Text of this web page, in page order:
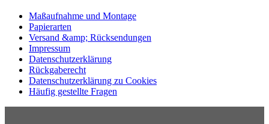
Maßaufnahme und Montage
Papierarten
Versand &amp; Rücksendungen
Impressum
Datenschutzerklärung
Rückgaberecht
Datenschutzerklärung zu Cookies
Häufig gestellte Fragen